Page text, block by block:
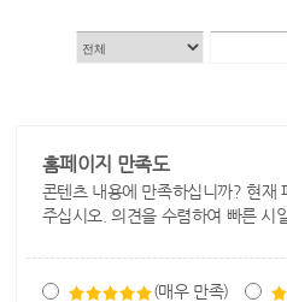
홈페이지 만족도
콘텐츠 내용에 만족하십니까? 현재
주십시오. 의견을 수렴하여 빠른 시
(매우 만족)